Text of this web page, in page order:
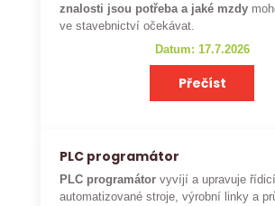
znalosti jsou potřeba a jaké mzdy
ve stavebnictví očekávat.
Datum: 17.7.2026
Přečíst
PLC programátor
PLC programátor vyvíjí a upravuje
automatizované stroje, výrobní linky a